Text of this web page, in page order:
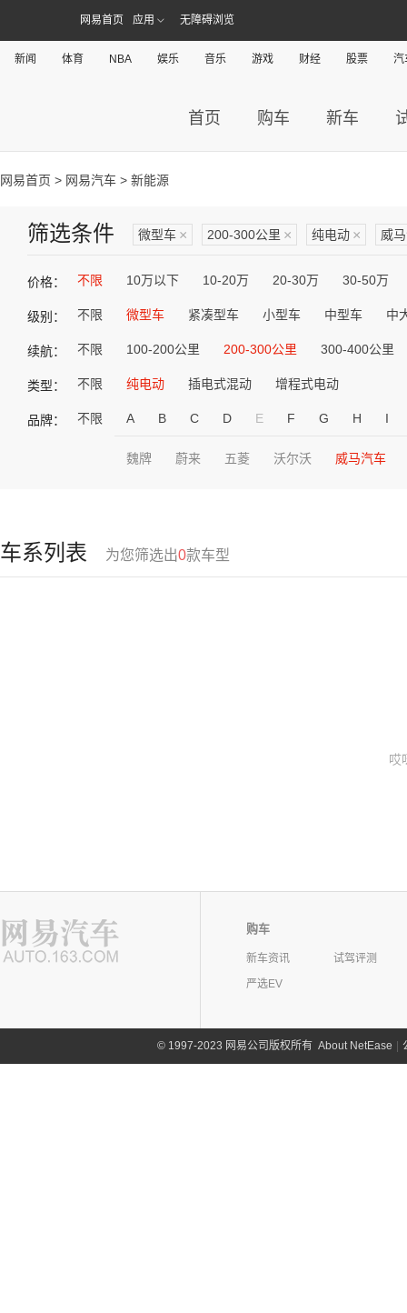
网易首页 应用 无障碍浏览
新闻 体育 NBA 娱乐 音乐 游戏 财经 股票 汽
首页 购车 新车
网易首页 > 网易汽车 > 新能源
筛选条件 微型车 × 200-300公里 × 纯电动 × 威
价格： 不限 10万以下 10-20万 20-30万 30-50万
级别： 不限 微型车 紧凑型车 小型车 中型车 中
续航： 不限 100-200公里 200-300公里 300-400公里
类型： 不限 纯电动 插电式混动 增程式电动
品牌： 不限 A B C D E F G H I
魏牌 蔚来 五菱 沃尔沃 威马汽车
车系列表 为您筛选出0款车型
哎
购车
新车资讯
试驾评测
严选EV
©1997-2023 网易公司版权所有 About NetEase